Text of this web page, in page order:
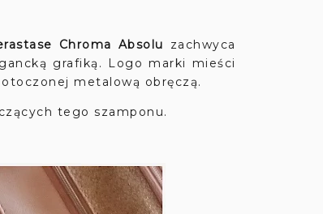
Chroma Absolu zachwyca
grafiką. Logo marki mieści
metalową obręczą.
tego szamponu.